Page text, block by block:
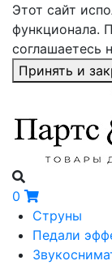
Этот сайт
функционала.
соглашаетесь
Принять и
0
Струны
Педали